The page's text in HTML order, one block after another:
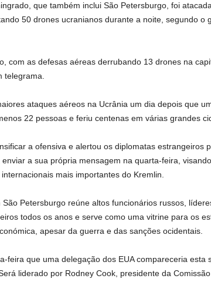
que também inclui São Petersburgo, foi
50 drones ucranianos durante a noite, segundo o
com as defesas aéreas derrubando 13 drones na
telegrama.
ataques aéreos na Ucrânia um dia depois que
22 pessoas e feriu centenas em várias grandes
a ofensiva e alertou os diplomatas estrangeiros
a sua própria mensagem na quarta-feira,
mais importantes do Kremlin.
Petersburgo reúne altos funcionários russos,
todos os anos e serve como uma vitrine para os
apesar da guerra e das sanções ocidentais.
feira que uma delegação dos EUA compareceria esta
liderado por Rodney Cook, presidente da